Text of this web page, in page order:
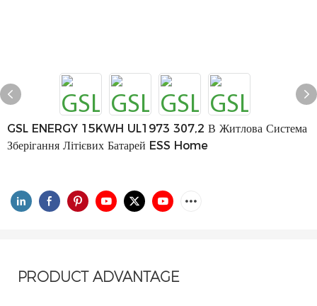
GSL ENERGY 15KWH UL1973 307,2 В Житлова Система
Зберігання Літієвих Батарей ESS Home
PRODUCT ADVANTAGE